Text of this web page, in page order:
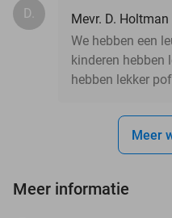
D.
Mevr. D. Holtman
We hebben een
kinderen hebben
hebben lekker
Meer
Meer informatie